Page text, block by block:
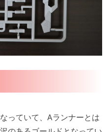
っていて、Aランナーとは